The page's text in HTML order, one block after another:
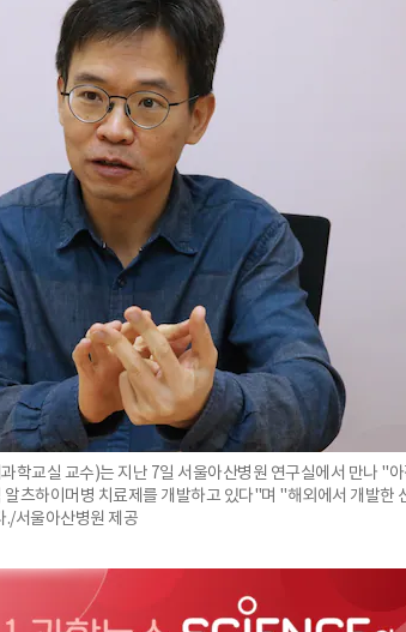
학교실 교수)는 지난 7일 서울아산병원 연구실에서 만나 "
알츠하이머병 치료제를 개발하고 있다"며 "해외에서 개발한
./서울아산병원 제공